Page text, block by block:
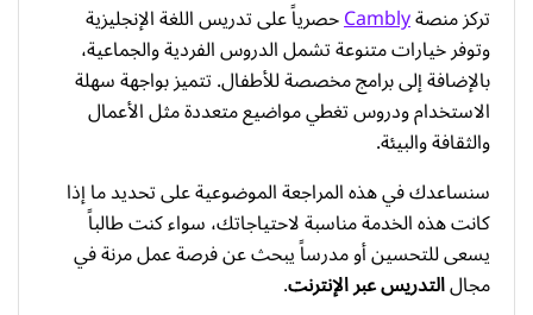
تركز منصةCamblyحصرياً على تدريس اللغة الإنجليزية
وتوفر خيارات متنوعة تشمل الدروس الفردية والجماعية،
بالإضافة إلى برامج مخصصة للأطفال. تتميز بواجهة سهلة
الاستخدام ودروس تغطي مواضيع متعددة مثل الأعمال
والثقافة والبيئة.
سنساعدك في هذه المراجعة الموضوعية على تحديد ما إذا
كانت هذه الخدمة مناسبة لاحتياجاتك، سواء كنت طالباً
يسعى للتحسين أو مدرساً يبحث عن فرصة عمل مرنة في
مجالالتدريس عبر الإنترنت.